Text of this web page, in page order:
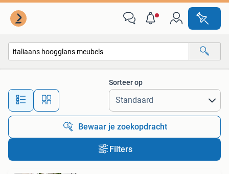
Alle afstanden…
Sorteer op
Bewaar je zoekopdracht
Filters